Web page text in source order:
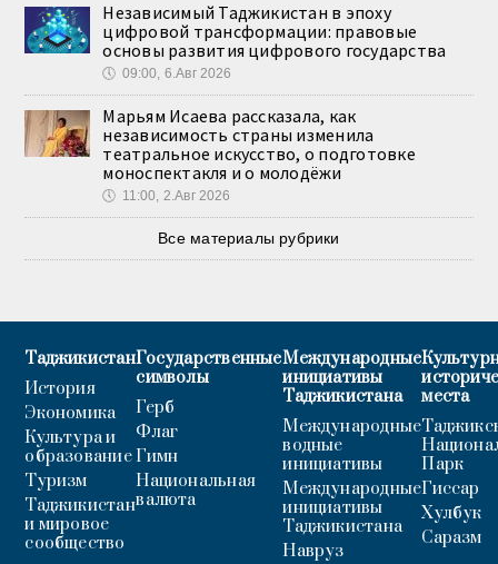
Независимый Таджикистан в эпоху
цифровой трансформации: правовые
основы развития цифрового государства
🕔 09:00, 6.Авг 2026
Марьям Исаева рассказала, как
независимость страны изменила
театральное искусство, о подготовке
моноспектакля и о молодёжи
🕔 11:00, 2.Авг 2026
Все материалы рубрики
Таджикистан
История
Экономика
Культура и
образование
Туризм
Таджикистан
и мировое
сообщество
Государственные
символы
Герб
Флаг
Гимн
Национальная
валюта
Международные
инициативы
Таджикистана
Международные
водные
инициативы
Международные
инициативы
Таджикистана
Навруз
места
Парк
Гиссар
Хулбук
Саразм